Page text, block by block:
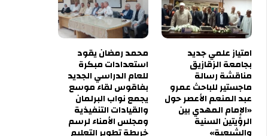
امتياز علمي جديد
بجامعة الزقازيق
مناقشة رسالة
ماجستير للباحث عمرو
عبد المنعم الأعصر حول
«الإمام المهدي بين
الرؤيتين السنية
والشيعية»
محمد رمضان يقود
استعدادات مبكرة
للعام الدراسي الجديد
بفاقوس لقاء موسع
يجمع نواب البرلمان
والقيادات التنفيذية
ومجلس الأمناء لرسم
خريطة تطوير التعليم